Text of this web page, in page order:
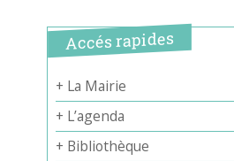
Accés rapides
+ La Mairie
+ L’agenda
+ Bibliothèque